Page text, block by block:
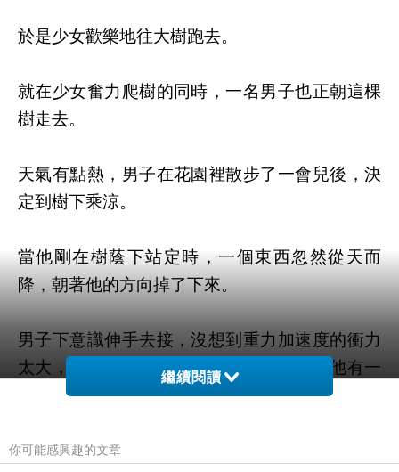
於是少女歡樂地往大樹跑去。
就在少女奮力爬樹的同時，一名男子也正朝這棵
樹走去。
天氣有點熱，男子在花園裡散步了一會兒後，決
定到樹下乘涼。
當他剛在樹蔭下站定時，一個東西忽然從天而
降，朝著他的方向掉了下來。
男子下意識伸手去接，沒想到重力加速度的衝力
太大，更何況是毫無防備的情況下，縱然他有一
身高強武功，也措手不及，被壓個正著。
落在男子身上的東西，明眸大眼，眼神靈動活
繼續閱讀
你可能感興趣的文章